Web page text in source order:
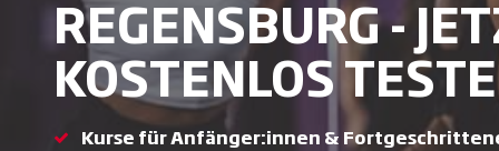
REGENSBURG -
KOSTENLOS
Kurse für Anfänger:innen &